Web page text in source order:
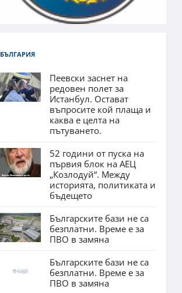
БЪЛГАРИЯ
Пеевски заснет на
редовен полет за
Истанбул. Остават
въпросите кой плаща и
каква е целта на
пътуването.
52 години от пуска на
първия блок на АЕЦ
„Козлодуй“. Между
историята, политиката и
бъдещето
Българските бази не са
безплатни. Време е за
ПВО в замяна
Българските бази не са
безплатни. Време е за
ПВО в замяна